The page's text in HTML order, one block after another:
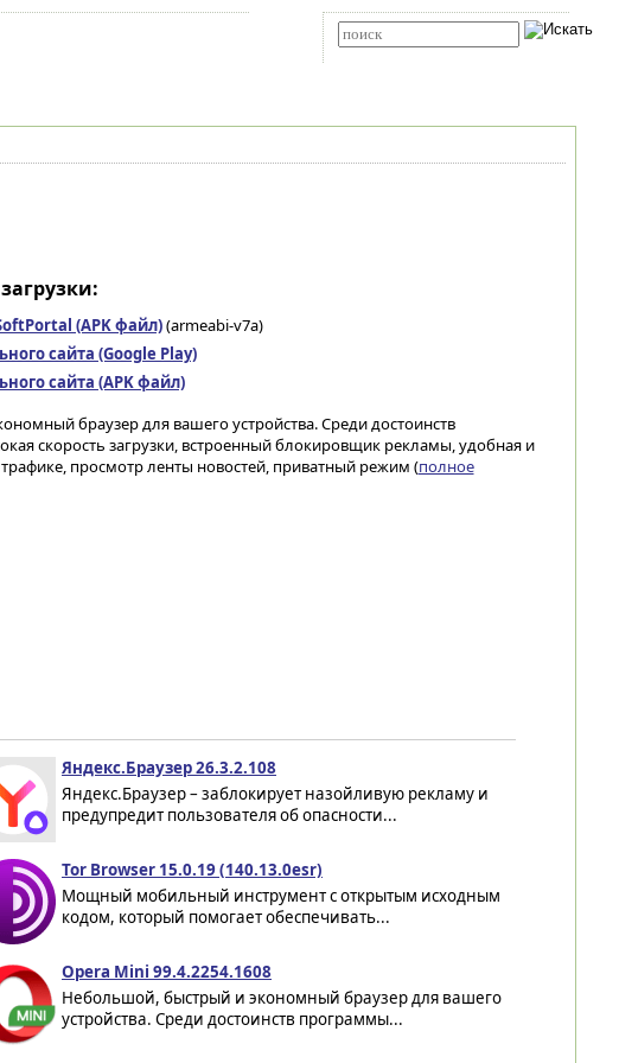
(APK файл)(armeabi-v7a)
сайта (Google Play)
сайта (APK файл)
браузер для вашего устройства. Среди достоинств
скорость загрузки, встроенный блокировщик рекламы, удобная и
просмотр ленты новостей, приватный режим (полное
Яндекс.Браузер 26.3.2.108
Яндекс.Браузер – заблокирует назойливую рекламу и
предупредит пользователя об опасности...
Tor Browser 15.0.19 (140.13.0esr)
Мощный мобильный инструмент с открытым исходным
кодом, который помогает обеспечивать...
Opera Mini 99.4.2254.1608
Небольшой, быстрый и экономный браузер для вашего
устройства. Среди достоинств программы...